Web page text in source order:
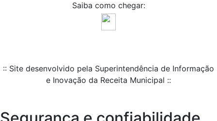
Saiba como chegar:
:: Site desenvolvido pela Superintendência de Informação
e Inovação da Receita Municipal ::